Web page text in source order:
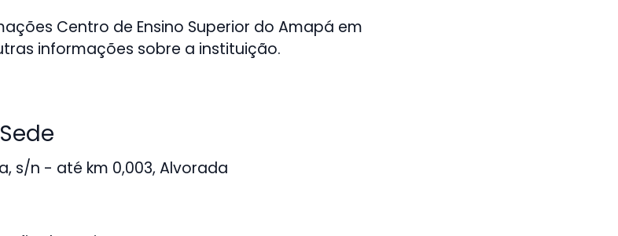
Centro de Ensino Superior do Amapá em
informações sobre a instituição.
s/n - até km 0,003, Alvorada